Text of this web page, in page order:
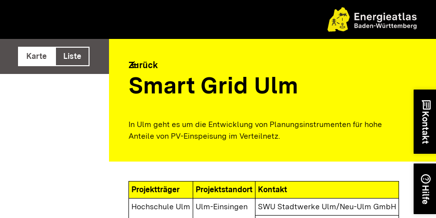
ausführen
Karte Liste
arrow_back
Zurück
Smart Grid Ulm
In Ulm geht es um die Entwicklung von Planungsinstrumenten für hohe
Anteile von PV-Einspeisung im Verteilnetz.
Projektträger Projektstandort
Kontakt
Hochschule Ulm
Ulm-Einsingen
SWU Stadtwerke Ulm/Neu-Ulm GmbH
chat
Kontakt
help
Hilfe